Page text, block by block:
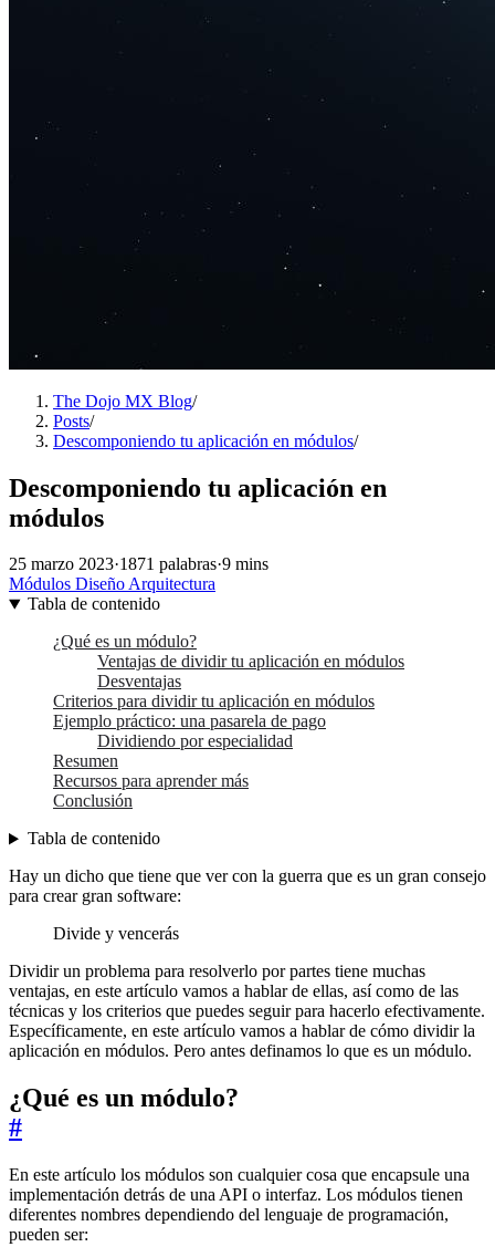
The Dojo MX Blog/
Posts/
Descomponiendo tu aplicación en módulos/
Descomponiendo tu aplicación en
módulos
25 marzo 2023·1871 palabras·9 mins
Módulos DiseñoArquitectura
Tabla de contenido
¿Qué es un módulo?
Ventajas de dividir tu aplicación en módulos
Desventajas
Criterios para dividir tu aplicación en módulos
Ejemplo práctico: una pasarela de pago
Dividiendo por especialidad
Resumen
Recursos para aprender más
Conclusión
Tabla de contenido
Hay un dicho que tiene que ver con la guerra que es un gran consejo
para crear gran software:
Divide y vencerás
Dividir un problema para resolverlo por partes tiene muchas
ventajas, en este artículo vamos a hablar de ellas, así como de las
técnicas y los criterios que puedes seguir para hacerlo efectivamente.
Específicamente, en este artículo vamos a hablar de cómo dividir la
aplicación en módulos. Pero antes definamos lo que es un módulo.
¿Qué es un módulo?
#
En este artículo los módulos son cualquier cosa que encapsule una
implementación detrás de una API o interfaz. Los módulos tienen
diferentes nombres dependiendo del lenguaje de programación,
pueden ser: